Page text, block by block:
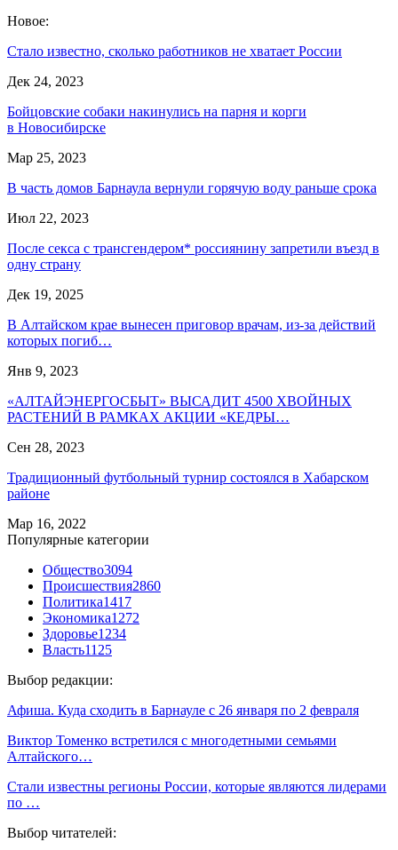
Новое:
Стало известно, сколько работников не хватает России
Дек 24, 2023
Бойцовские собаки накинулись на парня и корги
в Новосибирске
Мар 25, 2023
В часть домов Барнаула вернули горячую воду раньше срока
Июл 22, 2023
После секса с трансгендером* россиянину запретили въезд в
одну страну
Дек 19, 2025
В Алтайском крае вынесен приговор врачам, из-за действий
которых погиб…
Янв 9, 2023
«АЛТАЙЭНЕРГОСБЫТ» ВЫСАДИТ 4500 ХВОЙНЫХ
РАСТЕНИЙ В РАМКАХ АКЦИИ «КЕДРЫ…
Сен 28, 2023
Традиционный футбольный турнир состоялся в Хабарском
районе
Мар 16, 2022
Популярные категории
Общество3094
Происшествия2860
Политика1417
Экономика1272
Здоровье1234
Власть1125
Выбор редакции:
Афиша. Куда сходить в Барнауле с 26 января по 2 февраля
Виктор Томенко встретился с многодетными семьями
Алтайского…
Стали известны регионы России, которые являются лидерами
по …
Выбор читателей: